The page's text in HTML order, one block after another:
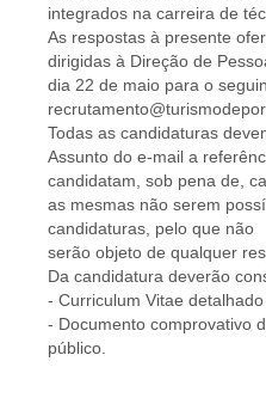
integrados na carreira de
As respostas à presente
dirigidas à Direção de
dia 22 de maio para o
Todas as candidaturas
Assunto do e-mail a
candidatam, sob pena de,
as mesmas não serem
candidaturas, pelo que não
serão objeto de qualquer
Da candidatura deverão
- Curriculum Vitae
- Documento comprovativo
público.